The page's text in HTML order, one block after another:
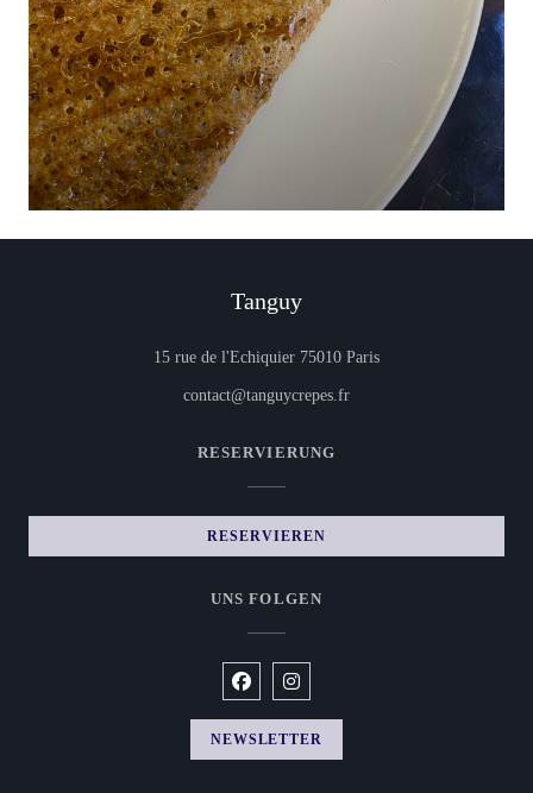
Tanguy
15 rue de l'Echiquier 75010 Paris((öffnet ein neues
contact@tanguycrepes.fr
RESERVIERUNG
RESERVIEREN
UNS FOLGEN
Facebook ((öffnet ein neues Fenster))
Instagram ((öffnet ein neues
NEWSLETTER